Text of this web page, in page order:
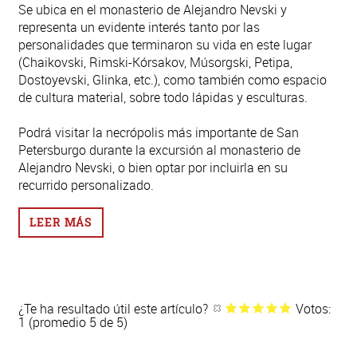
Se ubica en el monasterio de Alejandro Nevski y
representa un evidente interés tanto por las
personalidades que terminaron su vida en este lugar
(Chaikovski, Rimski-Kórsakov, Músorgski, Petipa,
Dostoyevski, Glinka, etc.), como también como espacio
de cultura material, sobre todo lápidas y esculturas.
Podrá visitar la necrópolis más importante de San
Petersburgo durante la excursión al monasterio de
Alejandro Nevski, o bien optar por incluirla en su
recurrido personalizado.
LEER MÁS
¿Te ha resultado útil este artículo? Votos:
1 (promedio 5 de 5)